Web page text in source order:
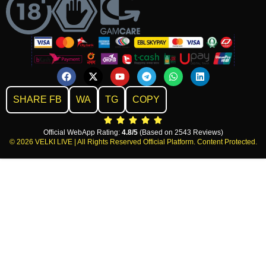
SHARE FB WA TG COPY
Official WebApp Rating:4.8/5(Based on 2543 Reviews)
© 2026 VELKI LIVE | All Rights Reserved Official Platform. Content Protected.